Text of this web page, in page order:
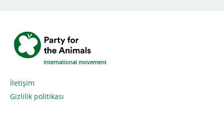
International movement
İletişim
Gizlilik politikası